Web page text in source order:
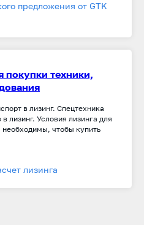
предложения от GTK
покупки техники,
в лизинг. Спецтехника
лизинг. Условия лизинга для
чтобы купить
лизинга